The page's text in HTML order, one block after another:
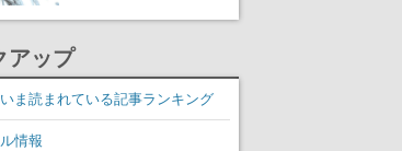
ディレクター・シナリオ
定しており、現在ストア
ページを準備中
アップ
ま読まれている記事ランキング
情報